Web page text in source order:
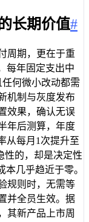
长期价值#
周期，更在于重
每年固定支出中
何微小改动都需
机制与灰度发布
效果，确认无误
年后测算，年度
从每月1次提升至
性的，却是决定性
几乎趋近于零。
规则时，无需等
并全员生效。据
其新产品上市周